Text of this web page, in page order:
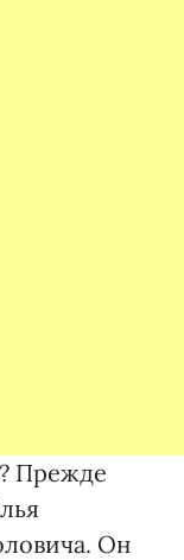
Прежде
Он